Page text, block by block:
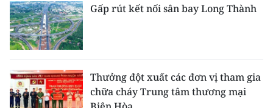
Gấp rút kết nối sân bay Long Thành
Thưởng đột xuất các đơn vị tham gia
chữa cháy Trung tâm thương mại